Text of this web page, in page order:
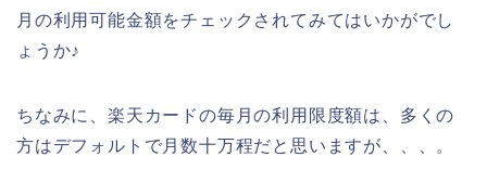
月の利用可能金額をチェックされてみてはいかがでし
ょうか♪
ちなみに、楽天カードの毎月の利用限度額は、多くの
方はデフォルトで月数十万程だと思いますが、、、。